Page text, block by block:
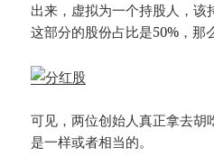
出来，虚拟为一个持股人，该
这部分的股份占比是50%，那
可见，两位创始人真正拿去胡
是一样或者相当的。